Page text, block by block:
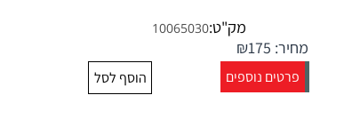
מק"ט:10065030
מחיר: ₪175
פרטים נוספים הוסף לסל